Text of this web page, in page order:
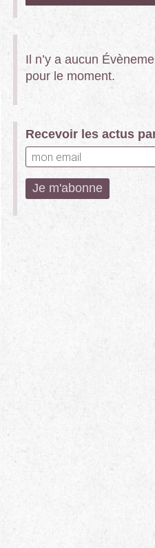
Il n’y a aucun
pour le moment.
Recevoir les actus